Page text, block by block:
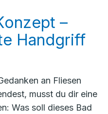
–
Handgriff
an Fliesen
musst du dir eine
Was soll dieses Bad